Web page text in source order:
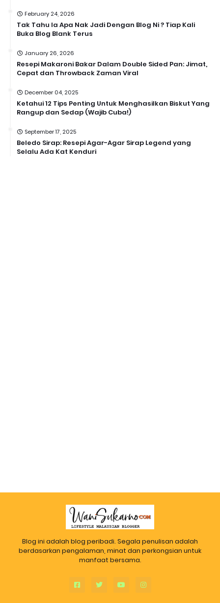
February 24, 2026
Tak Tahu la Apa Nak Jadi Dengan Blog Ni ? Tiap Kali
Buka Blog Blank Terus
January 26, 2026
Resepi Makaroni Bakar Dalam Double Sided Pan: Jimat,
Cepat dan Throwback Zaman Viral
December 04, 2025
Ketahui 12 Tips Penting Untuk Menghasilkan Biskut Yang
Rangup dan Sedap (Wajib Cuba!)
September 17, 2025
Beledo Sirap: Resepi Agar-Agar Sirap Legend yang
Selalu Ada Kat Kenduri
Blog ini adalah blog peribadi. Segala penulisan adalah
berdasarkan pengalaman, minat dan perkongsian untuk
manfaat bersama.